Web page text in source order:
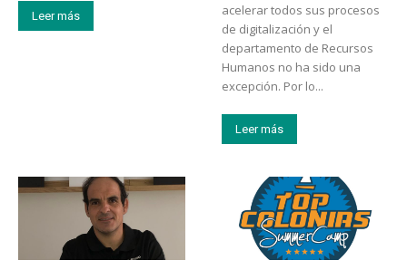
Leer más
acelerar todos sus procesos
de digitalización y el
departamento de Recursos
Humanos no ha sido una
excepción. Por lo...
Leer más